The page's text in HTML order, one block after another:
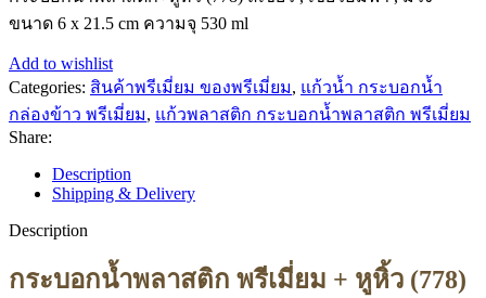
ขนาด 6 x 21.5 cm ความจุ 530 ml
Add to wishlist
Categories: สินค้าพรีเมี่ยม ของพรีเมี่ยม, แก้วน้ำ กระบอกน้ำ
กล่องข้าว พรีเมี่ยม, แก้วพลาสติก กระบอกน้ำพลาสติก พรีเมี่ยม
Share:
Description
Shipping & Delivery
Description
กระบอกน้ำพลาสติก พรีเมี่ยม + หูหิ้ว (778)